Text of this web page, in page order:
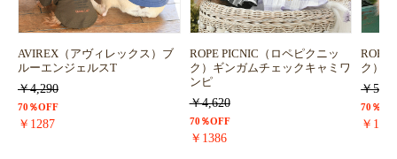
AVIREX（アヴィレックス）ブ
ルーエンジェルスT
￥4,290
70％OFF
￥1287
ROPE PICNIC（ロペピクニッ
ク）ギンガムチェックキャミワ
ンピ
￥4,620
70％OFF
￥1386
ROPE
ク）
￥
70％
￥